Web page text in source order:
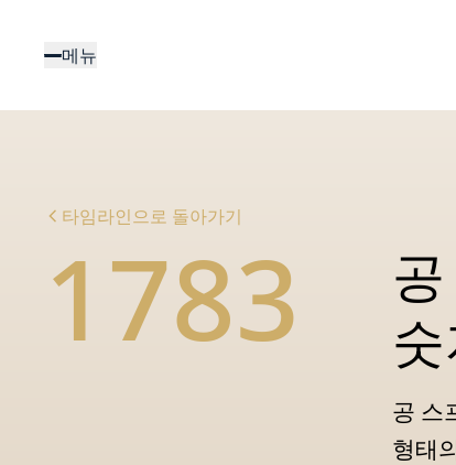
메뉴
타임라인으로 돌아가기
1783
공 스
형태